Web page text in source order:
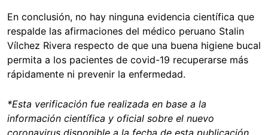
En conclusión, no hay ninguna evidencia científica que
respalde las afirmaciones del médico peruano Stalin
Vílchez Rivera respecto de que una buena higiene bucal
permita a los pacientes de covid-19 recuperarse más
rápidamente ni prevenir la enfermedad.
*Esta verificación fue realizada en base a la
información científica y oficial sobre el nuevo
coronavirus disponible a la fecha de esta publicación.